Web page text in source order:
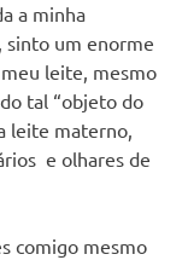
a minha
sinto um enorme
leite, mesmo
tal “objeto do
leite materno,
e olhares de
comigo mesmo